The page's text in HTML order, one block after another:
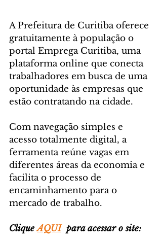
A Prefeitura de Curitiba oferece
gratuitamente à população o
portal Emprega Curitiba, uma
plataforma online que conecta
trabalhadores em busca de uma
oportunidade às empresas que
estão contratando na cidade.
Com navegação simples e
acesso totalmente digital, a
ferramenta reúne vagas em
diferentes áreas da economia e
facilita o processo de
encaminhamento para o
mercado de trabalho.
Clique AQUI para acessar o site: